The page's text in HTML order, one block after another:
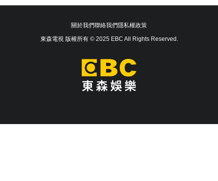
關於我們聯絡我們隱私權政策
東森電視 版權所有 © 2025 EBC All Rights Reserved.